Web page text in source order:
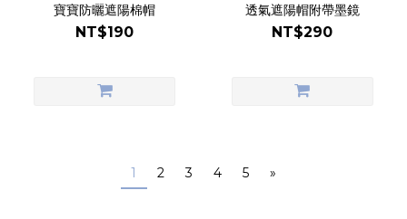
寶寶防曬遮陽棉帽
NT$190
透氣遮陽帽附帶墨鏡
NT$290
1 2 3 4 5 »